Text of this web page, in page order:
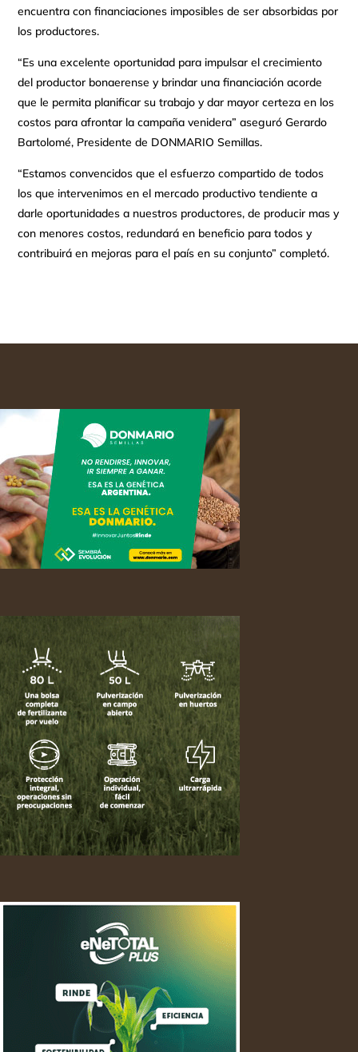
encuentra con financiaciones imposibles de ser absorbidas por
los productores.
“Es una excelente oportunidad para impulsar el crecimiento
del productor bonaerense y brindar una financiación acorde
que le permita planificar su trabajo y dar mayor certeza en los
costos para afrontar la campaña venidera” aseguró Gerardo
Bartolomé, Presidente de DONMARIO Semillas.
“Estamos convencidos que el esfuerzo compartido de todos
los que intervenimos en el mercado productivo tendiente a
darle oportunidades a nuestros productores, de producir mas y
con menores costos, redundará en beneficio para todos y
contribuirá en mejoras para el país en su conjunto” completó.